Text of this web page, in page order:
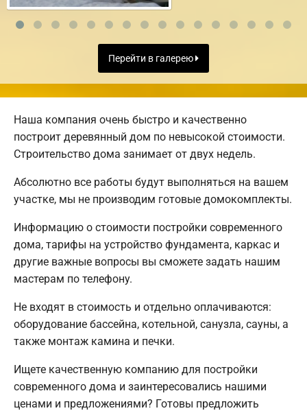
Перейти в галерею
Наша компания очень быстро и качественно
построит деревянный дом по невысокой стоимости.
Строительство дома занимает от двух недель.
Абсолютно все работы будут выполняться на вашем
участке, мы не производим готовые домокомплекты.
Информацию о стоимости постройки современного
дома, тарифы на устройство фундамента, каркас и
другие важные вопросы вы сможете задать нашим
мастерам по телефону.
Не входят в стоимость и отдельно оплачиваются:
оборудование бассейна, котельной, санузла, сауны, а
также монтаж камина и печки.
Ищете качественную компанию для постройки
современного дома и заинтересовались нашими
ценами и предложениями? Готовы предложить